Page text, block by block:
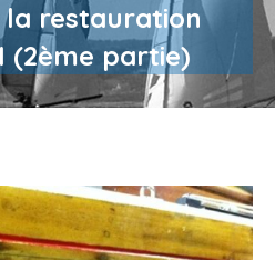
la restauration
(2ème partie)